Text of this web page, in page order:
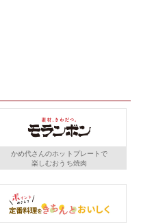
かめ代さんのホットプレートで
楽しむおうち焼肉